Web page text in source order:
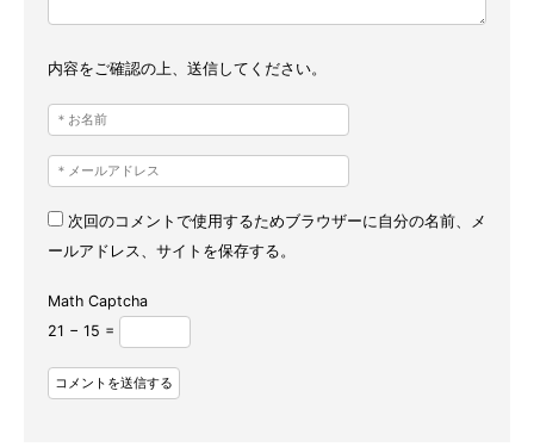
内容をご確認の上、送信してください。
次回のコメントで使用するためブラウザーに自分の名前、メ
ールアドレス、サイトを保存する。
Math Captcha
21 − 15 =